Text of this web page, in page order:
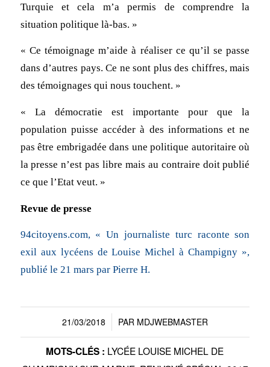
Turquie et cela m’a permis de comprendre la
situation politique là-bas. »
« Ce témoignage m’aide à réaliser ce qu’il se passe
dans d’autres pays. Ce ne sont plus des chiffres, mais
des témoignages qui nous touchent. »
« La démocratie est importante pour que la
population puisse accéder à des informations et ne
pas être embrigadée dans une politique autoritaire où
la presse n’est pas libre mais au contraire doit publié
ce que l’Etat veut. »
Revue de presse
94citoyens.com, « Un journaliste turc raconte son
exil aux lycéens de Louise Michel à Champigny »,
publié le 21 mars par Pierre H.
21/03/2018
/ PAR MDJWEBMASTER
MOTS-CLÉS : LYCÉE LOUISE MICHEL DE